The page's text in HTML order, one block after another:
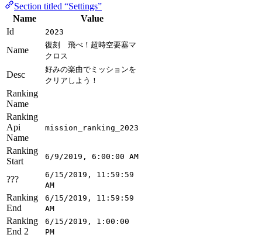
Section titled “Settings”
Name
Value
Id
2023
Name
復刻 飛べ！超時空要塞マ
クロス
Desc
好みの楽曲でミッションを
クリアしよう！
Ranking
Name
Ranking
Api
Name
mission_ranking_2023
Ranking
Start
6/9/2019, 6:00:00 AM
???
6/15/2019, 11:59:59
AM
Ranking
End
6/15/2019, 11:59:59
AM
Ranking
End 2
6/15/2019, 1:00:00
PM